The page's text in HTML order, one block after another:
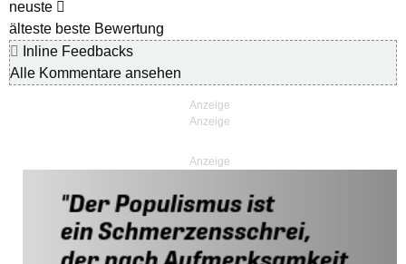
neuste
älteste beste Bewertung
Inline Feedbacks
Alle Kommentare ansehen
Anzeige